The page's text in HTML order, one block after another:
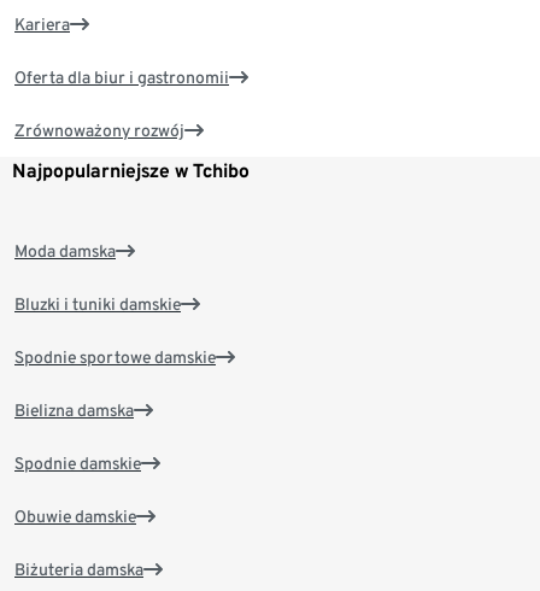
Kariera
Oferta dla biur i gastronomii
Zrównoważony rozwój
Najpopularniejsze w Tchibo
Moda damska
Bluzki i tuniki damskie
Spodnie sportowe damskie
Bielizna damska
Spodnie damskie
Obuwie damskie
Biżuteria damska